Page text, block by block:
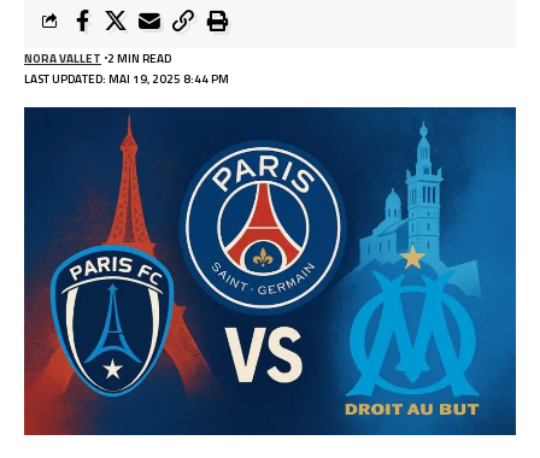
LAST UPDATED: MAI 19, 2025 8:44 PM
NORA VALLET 2 MIN READ